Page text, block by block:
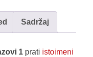
Sadržaj
1 prati istoimeni